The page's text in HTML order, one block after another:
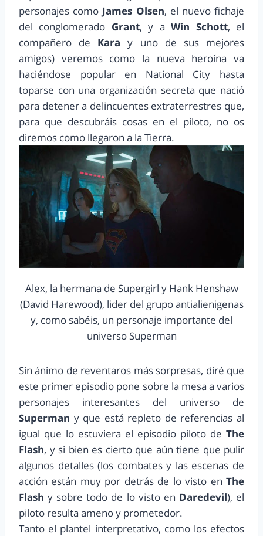
personajes como James Olsen, el nuevo fichaje
del conglomerado Grant, y aWin Schott, el
compañero de Karay uno de sus mejores
amigos) veremos como la nueva heroína va
haciéndose popular en National City hasta
toparse con una organización secreta que nació
para detener a delincuentes extraterrestres que,
para que descubráis cosas en el piloto, no os
diremos como llegaron a la Tierra.
Alex, la hermana de Supergirl y Hank Henshaw
(David Harewood), lider del grupo antialienigenas
y, como sabéis, un personaje importante del
universo Superman
Sin ánimo de reventaros más sorpresas, diré que
este primer episodio pone sobre la mesa a varios
personajes interesantes del universo de
Superman y que está repleto de referencias al
igual que lo estuviera el episodio piloto de The
Flash, y si bien es cierto que aún tiene que pulir
algunos detalles (los combates y las escenas de
acción están muy por detrás de lo visto en The
Flash y sobre todo de lo visto en Daredevil), el
piloto resulta ameno y prometedor.
Tanto el plantel interpretativo, como los efectos